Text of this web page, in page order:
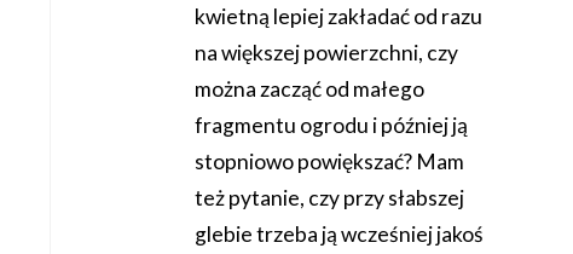
kwietną lepiej zakładać od razu
na większej powierzchni, czy
można zacząć od małego
fragmentu ogrodu i później ją
stopniowo powiększać? Mam
też pytanie, czy przy słabszej
glebie trzeba ją wcześniej jakoś